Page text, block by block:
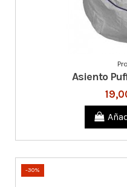
Asiento
-30%